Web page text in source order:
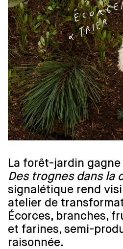
La forêt-jardin
Des trognes dans la
signalétique rend
atelier de
Écorces, branches,
et farines, semi-
raisonnée.